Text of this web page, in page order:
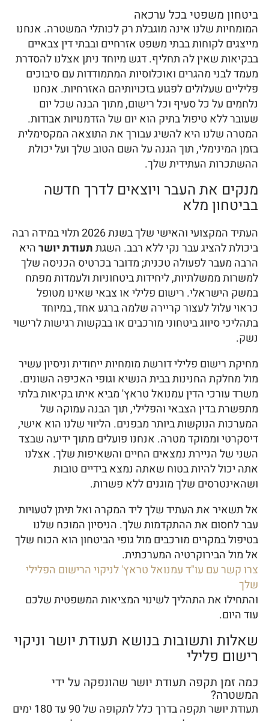
ביטחון משפטי בכל ערכאה
המומחיות שלנו אינה מוגבלת רק לכותלי המשטרה. אנחנו
מייצגים לקוחות בבתי משפט אזרחיים ובבתי דין צבאיים
בבקיאות שאין לה תחליף. דגש מיוחד ניתן אצלנו להסדרת
מעמד לבני מהגרים ואוכלוסיות המתמודדות עם סיבוכים
פליליים שעלולים לפגוע בזכויותיהם האזרחיות. אנחנו
נלחמים על כל סעיף וכל רישום, מתוך הבנה שכל יום
שעובר ללא טיפול בתיק הוא יום של הזדמנויות אבודות.
המטרה שלנו היא להשיג עבורך את התוצאה המקסימלית
בזמן המינימלי, תוך הגנה על השם הטוב שלך ועל יכולת
ההשתכרות העתידית שלך.
מנקים את העבר ויוצאים לדרך חדשה
בביטחון מלא
העתיד המקצועי והאישי שלך בשנת 2026 תלוי במידה רבה
ביכולת להציג עבר נקי ללא רבב. השגתתעודת יושרהיא
הרבה מעבר לפעולה טכנית; מדובר בכרטיס הכניסה שלך
למשרות ממשלתיות, ליחידות ביטחוניות ולעמדות מפתח
במשק הישראלי. רישום פלילי או צבאי שאינו מטופל
כראוי עלול לעצור קריירה שלמה ברגע אחד, במיוחד
בתהליכי סיווג ביטחוני מורכבים או בבקשות רגישות לרישוי
נשק.
מחיקת רישום פלילי דורשת מומחיות ייחודית וניסיון עשיר
מול מחלקת החנינות בבית הנשיא וגופי האכיפה השונים.
משרד עורכי הדין עמנואל טראץ' מביא איתו בקיאות בלתי
מתפשרת בדין הצבאי והפלילי, תוך הבנה עמוקה של
המערכות הנוקשות ביותר מבפנים. הליווי שלנו הוא אישי,
דיסקרטי וממוקד מטרה. אנחנו פועלים מתוך ידיעה שבצד
השני של הניירת נמצאים החיים והשאיפות שלך. אצלנו
אתה יכול להיות בטוח שאתה נמצא בידיים טובות
ושהאינטרסים שלך מוגנים ללא פשרות.
אל תשאיר את העתיד שלך ליד המקרה ואל תיתן לטעויות
עבר לחסום את ההתקדמות שלך. הניסיון המוכח שלנו
בטיפול במקרים מורכבים מול גופי הביטחון הוא הכוח שלך
אל מול הבירוקרטיה המערכתית.
צרו קשר עם עו"ד עמנואל טראץ' לניקוי הרישום הפלילי
שלך
והתחילו את התהליך לשינוי המציאות המשפטית שלכם
עוד היום.
שאלות ותשובות בנושא תעודת יושר וניקוי
רישום פלילי
כמה זמן תקפה תעודת יושר שהונפקה על ידי
המשטרה?
תעודת יושר תקפה בדרך כלל לתקופה של 90 עד 180 ימים